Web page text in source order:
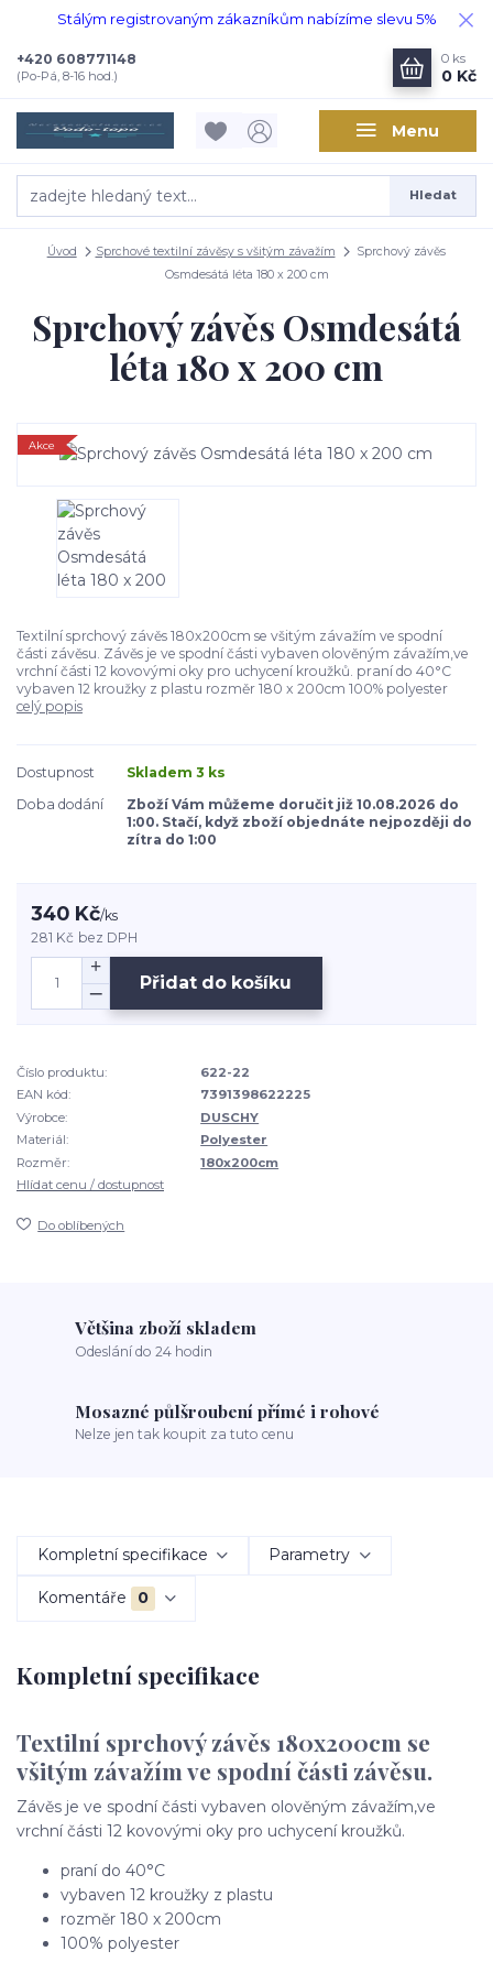
Stálým registrovaným zákazníkům nabízíme slevu 5%
Menu
Hledat
+420 608771148
(Po-Pá, 8-16 hod.)
0 ks
0 Kč
Úvod Sprchové textilní závěsy s všitým závažím
Sprchový závěs
Osmdesátá léta 180 x 200 cm
Sprchový závěs Osmdesátá
léta 180 x 200 cm
Akce
Textilní sprchový závěs 180x200cm se všitým závažím ve spodní
části závěsu. Závěs je ve spodní části vybaven olověným závažím,ve
vrchní části 12 kovovými oky pro uchycení kroužků. praní do 40°C
vybaven 12 kroužky z plastu rozměr 180 x 200cm 100% polyester
celý popis
Dostupnost
Skladem 3 ks
Doba dodání
Zboží Vám můžeme doručit již 10.08.2026 do
1:00. Stačí, když zboží objednáte nejpozději do
zítra do 1:00
340 Kč/ks
281 Kč bez DPH
Přidat do košíku
Číslo produktu:
622-22
EAN kód:
7391398622225
Výrobce:
DUSCHY
Materiál:
Polyester
Rozměr:
180x200cm
Hlídat cenu / dostupnost
Do oblíbených
Většina zboží skladem
Odeslání do 24 hodin
Mosazné půlšroubení přímé i rohové
Nelze jen tak koupit za tuto cenu
Kompletní specifikace Parametry
Komentáře 0
Kompletní specifikace
Textilní sprchový závěs 180x200cm se
všitým závažím ve spodní části závěsu.
Závěs je ve spodní části vybaven olověným závažím,ve
vrchní části 12 kovovými oky pro uchycení kroužků.
praní do 40°C
vybaven 12 kroužky z plastu
rozměr 180 x 200cm
100% polyester